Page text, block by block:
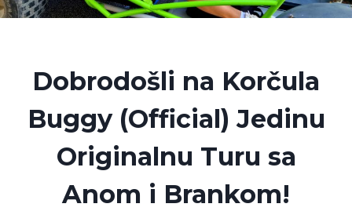
Dobrodošli na Korčula
Buggy (Official) Jedinu
Originalnu Turu sa
Anom i Brankom!